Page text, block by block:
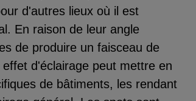
d'autres lieux où il est
En raison de leur angle
de produire un faisceau de
d'éclairage peut mettre en
de bâtiments, les rendant